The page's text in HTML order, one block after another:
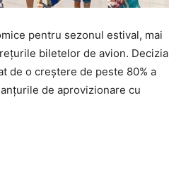
pentru sezonul estival, mai
biletelor de avion. Decizia
de o creștere de peste 80% a
de aprovizionare cu